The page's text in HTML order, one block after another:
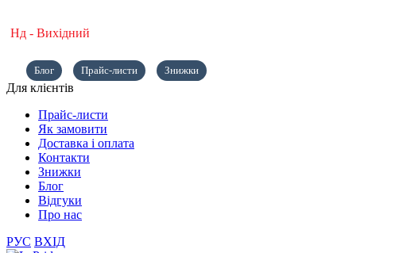
Нд - Вихідний
Блог Прайс-листи Знижки
Для клієнтів
Прайс-листи
Як замовити
Доставка і оплата
Контакти
Знижки
Блог
Відгуки
Про нас
РУС ВХІД